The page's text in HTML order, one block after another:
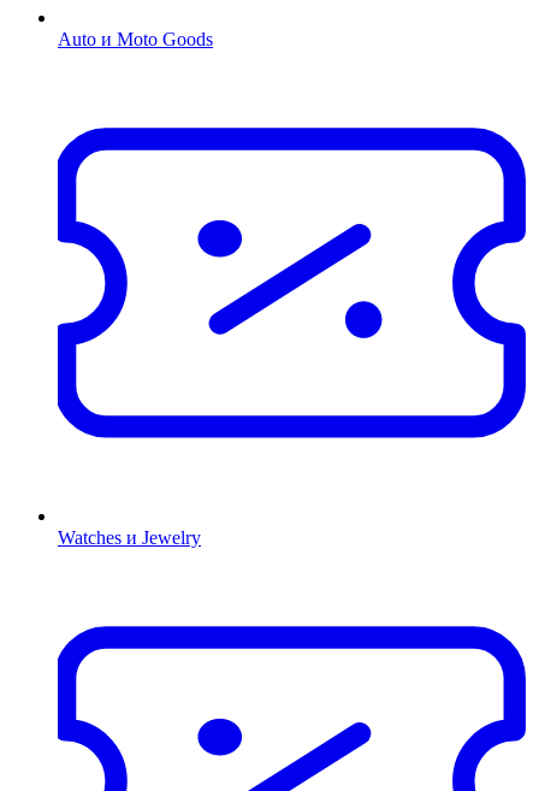
Auto и Moto Goods
Watches и Jewelry